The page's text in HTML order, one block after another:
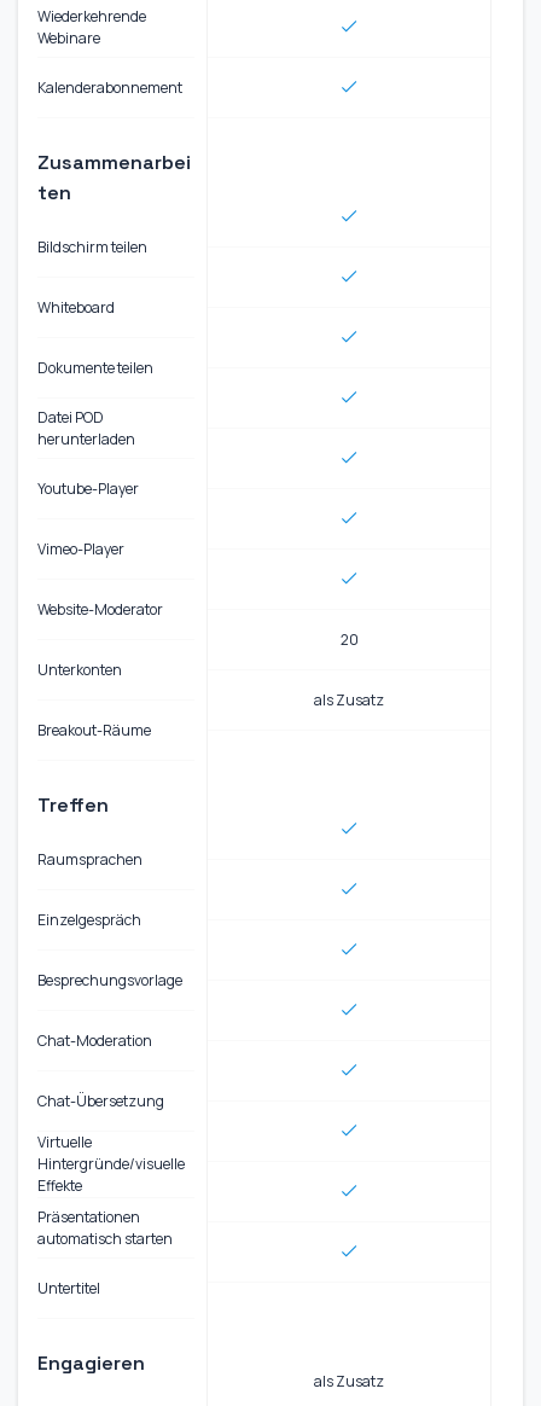
Wiederkehrende
Webinare
Kalenderabonnement
Zusammenarbei
ten
Bildschirm teilen
Whiteboard
Dokumente teilen
Datei POD
herunterladen
Youtube-Player
Vimeo-Player
Website-Moderator
Unterkonten
Breakout-Räume
Treffen
Raumsprachen
Einzelgespräch
Besprechungsvorlage
Chat-Moderation
Chat-Übersetzung
Virtuelle
Hintergründe/visuelle
Effekte
Präsentationen
automatisch starten
Untertitel
Engagieren
20
als Zusatz
als Zusatz